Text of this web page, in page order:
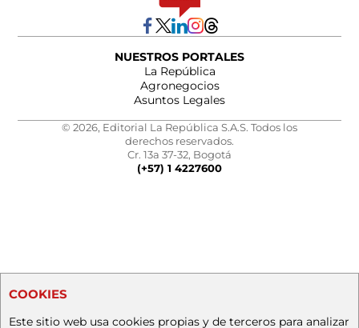
NUESTROS PORTALES
La República
Agronegocios
Asuntos Legales
© 2026, Editorial La República S.A.S. Todos los
derechos reservados.
Cr. 13a 37-32, Bogotá
(+57) 1 4227600
COOKIES
Este sitio web usa cookies propias y de terceros para analizar